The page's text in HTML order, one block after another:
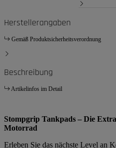
Herstellerangaben
Gemäß Produktsicherheitsverordnung
Beschreibung
Artikelinfos im Detail
Stompgrip Tankpads – Die
Motorrad
Erleben Sie das nächste Level an